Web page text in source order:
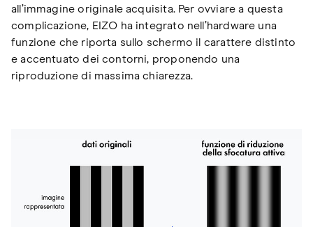
all’immagine originale acquisita. Per ovviare a questa
complicazione, EIZO ha integrato nell’hardware una
funzione che riporta sullo schermo il carattere distinto
e accentuato dei contorni, proponendo una
riproduzione di massima chiarezza.